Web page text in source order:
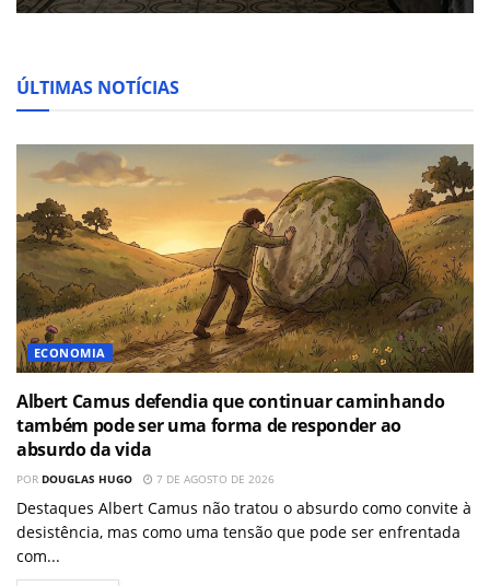
ÚLTIMAS NOTÍCIAS
ECONOMIA
Albert Camus defendia que continuar caminhando
também pode ser uma forma de responder ao
absurdo da vida
POR DOUGLAS HUGO 7 DE AGOSTO DE 2026
Destaques Albert Camus não tratou o absurdo como convite à
desistência, mas como uma tensão que pode ser enfrentada
com...